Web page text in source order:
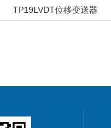
TP19LVDT位移变送器